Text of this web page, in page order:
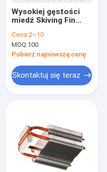
Wysokiej gęstości
miedź Skiving Fin
chłodzący Blok
obróbki CNC CPU
Chłodnik Grzejnik
Cena:2~10
MOQ:100
Pobierz najnowszą cenę
Skontaktuj się teraz